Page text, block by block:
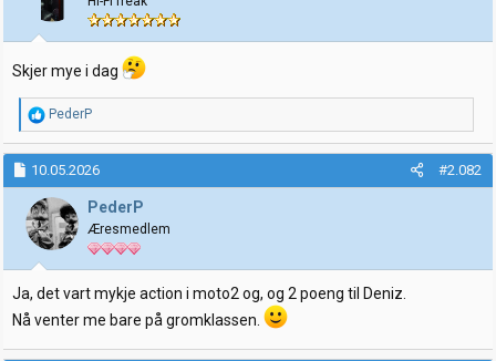
Skjer mye i dag
R
e
a
k
s
j
o
n
e
r
:
PederP
10.05.2026 #2.082
PederP
Æresmedlem
Ja, det vart mykje action i moto2 og, og 2 poeng til Deniz.
Nå venter me bare på gromklassen.